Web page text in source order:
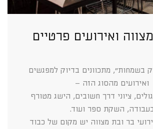
ואירועים פרטיים
בשמחות״, מתכוונים בדיוק למפגשים
ואירועים מהסוג הזה –
ציוני דרך חשובים, הישג מטורף
השקת ספר ועוד.
בר ובת מצווה יש מקום של כבוד